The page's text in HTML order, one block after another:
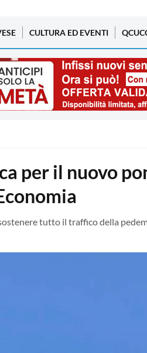
CULTURA ED EVENTI
per il nuovo
tutto il traffico della